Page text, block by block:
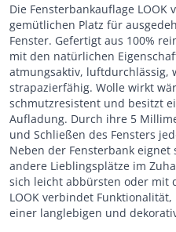
Die Fensterbankauflage
gemütlichen Platz für
Fenster. Gefertigt aus 100%
mit den natürlichen
atmungsaktiv, luftdurchlässig,
strapazierfähig. Wolle wirkt
schmutzresistent und besitzt
Aufladung. Durch ihre 5
und Schließen des Fensters
Neben der Fensterbank eignet
andere Lieblingsplätze im
sich leicht abbürsten oder mit
LOOK verbindet
einer langlebigen und